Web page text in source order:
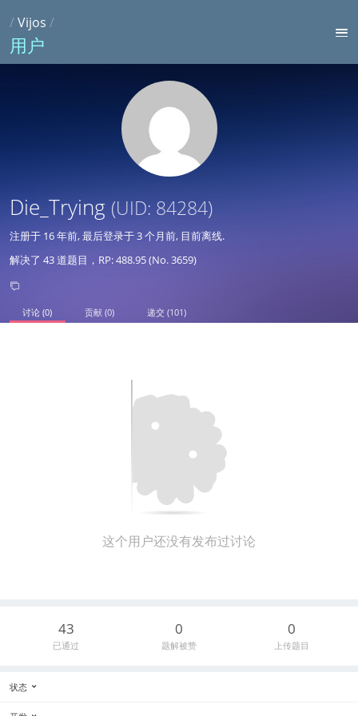
/Vijos /
用户
Die_Trying (UID: 84284)
注册于 16 年前, 最后登录于3 个月前, 目前离线.
解决了 43 道题目，RP: 488.95 (No. 3659)
讨论 (0) 贡献 (0) 递交 (101)
这个用户还没有发布过讨论
43
已通过
0
题解被赞
0
上传题目
状态